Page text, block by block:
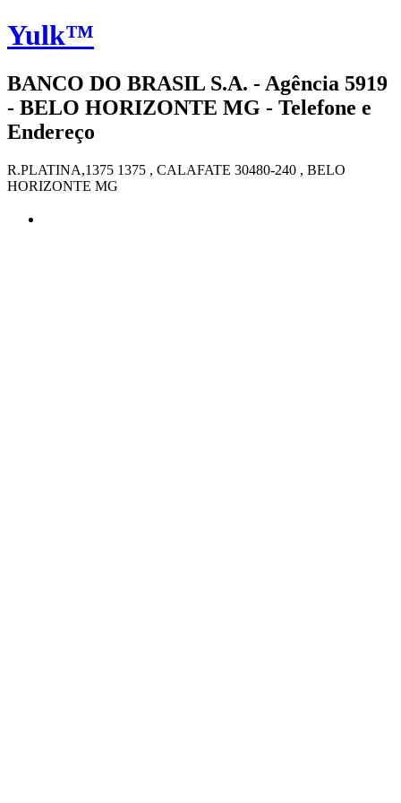
Yulk™
BANCO DO BRASIL S.A. - Agência 5919
- BELO HORIZONTE MG - Telefone e
Endereço
R.PLATINA,1375 1375 , CALAFATE 30480-240 , BELO
HORIZONTE MG